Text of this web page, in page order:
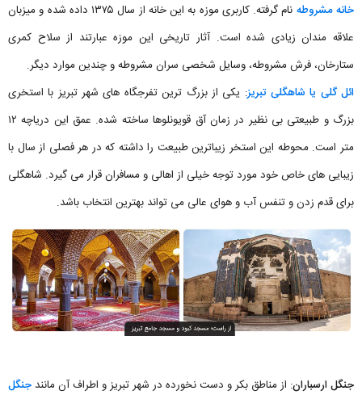
خانه مشروطه
نام گرفته. کاربری موزه به این خانه از سال ۱۳۷۵ داده شده و میزبان
علاقه مندان زیادی شده است. آثار تاریخی این موزه عبارتند از سلاح کمری
ستارخان، فرش مشروطه، وسایل شخصی سران مشروطه و چندین موارد دیگر.
ائل گلی یا شاهگلی تبریز: یکی از بزرگ ترین تفرجگاه های شهر تبریز با استخری
بزرگ و طبیعتی بی نظیر در زمان آق قویونلوها ساخته شده. عمق این دریاچه ۱۲
متر است. محوطه این استخر زیباترین طبیعت را داشته که در هر فصلی از سال با
زیبایی های خاص خود مورد توجه خیلی از اهالی و مسافران قرار می گیرد. شاهگلی
برای قدم زدن و تنفس آب و هوای عالی می تواند بهترین انتخاب باشد.
جنگل ارسباران: از مناطق بکر و دست نخورده در شهر تبریز و اطراف آن مانند جنگل